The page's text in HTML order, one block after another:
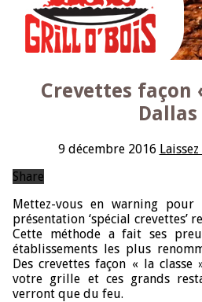
Crevettes façon
Dallas
9 décembre 2016
Share
Mettez-vous en warning
présentation ‘spécial crevettes’
Cette méthode a fait ses
établissements les plus
Des crevettes façon « la classe
votre grille et ces grands
verront que du feu.